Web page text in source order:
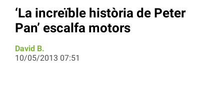
‘La increïble història de Peter
Pan’ escalfa motors
David B.
10/05/2013 07:51